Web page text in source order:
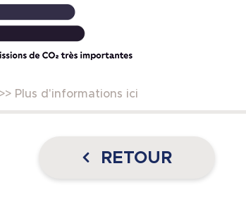
>> Plus d'informations ici
RETOUR